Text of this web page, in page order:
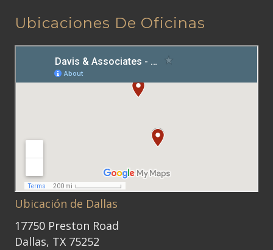
Ubicaciones De Oficinas
Ubicación de Dallas
17750 Preston Road
Dallas, TX 75252